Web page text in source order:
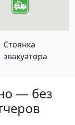
Стоянка
эвакуатора
— без